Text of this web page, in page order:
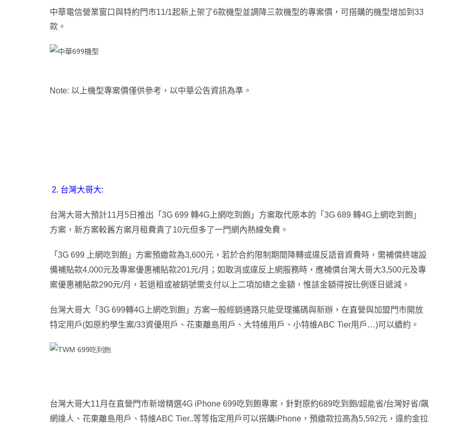
中華電信營業窗口與特約門市11/1起新上架了6款機型並調降三款機型的專案價 ， 可搭購的機型增加到33
款 。
Note: 以上機型專案價僅供參考 ， 以中華公告資訊為準 。
2. 台灣大哥大:
台灣大哥大預計11月5日推出 「3G 699 轉4G上網吃到飽」方案取代原本的 「3G 689 轉4G 上網吃到飽」
方案 ， 新方案較舊方案月租費貴了10元但多了一門網內熱線免費 。
「3G 699 上網吃到飽」方案預繳款為3,600元 ， 若於合約限制期間降轉或違反語音資費時，需補償終端設
備補貼款4,000元及專案優惠補貼款201元/月；如取消或違反上網服務時，應補償台灣大哥大3,500元及專
案優惠補貼款290元/月，若退租或被銷號需支付以上二項加總之金額，惟該金額得按比例逐日遞減。
台灣大哥大「3G 699轉4G上網吃到飽」方案一般經銷通路只能受理攜碼與新辦 ， 在直營與加盟門市開放
特定用戶(如原約學生案/33資優用戶、花東離島用戶、大特維用戶、小特維ABC Tier用戶…)可以續約。
台灣大哥大11月在直營門市新增精選4G iPhone 699吃到飽專案 ， 針對原約689吃到飽/超能省/台灣好省/飆
網達人、花東離島用戶、特維ABC Tier..等等指定用戶可以搭購iPhone ， 預繳款拉高為5,592元 ， 違約金拉